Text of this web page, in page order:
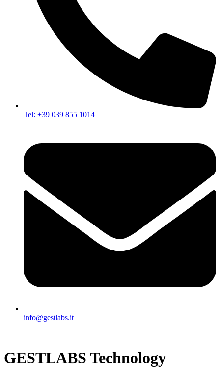
Tel: +39 039 855 1014
info@gestlabs.it
GESTLABS Technology